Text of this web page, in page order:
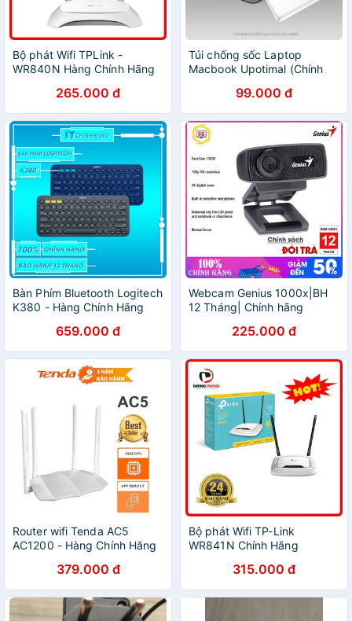
Bộ phát Wifi TPLink -
WR840N Hàng Chính Hãng
265.000 đ
Túi chống sốc Laptop
Macbook Upotimal (Chính
99.000 đ
Bàn Phím Bluetooth Logitech
K380 - Hàng Chính Hãng
659.000 đ
Webcam Genius 1000x|BH
12 Tháng| Chính hãng
225.000 đ
Router wifi Tenda AC5
AC1200 - Hàng Chính Hãng
379.000 đ
Bộ phát Wifi TP-Link
WR841N Chính Hãng
315.000 đ